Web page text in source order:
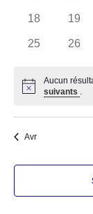
0
18
0
19
0
25
0
26
Notice
Aucun
suivants .
Avr